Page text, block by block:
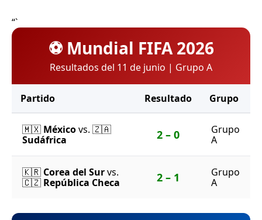
“`
⚽ Mundial FIFA 2026
Resultados del 11 de junio | Grupo A
Partido Resultado Grupo
🇲🇽 Méxicovs. 🇿🇦
Sudáfrica
2 – 0
Grupo
A
🇰🇷 Corea del Survs.
🇨🇿 República Checa 2 – 1
Grupo
A